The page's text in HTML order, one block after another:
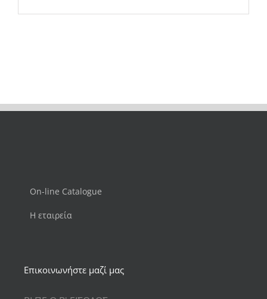
On-line Catalogue
Η εταιρεία
Επικοινωνήστε μαζί μας